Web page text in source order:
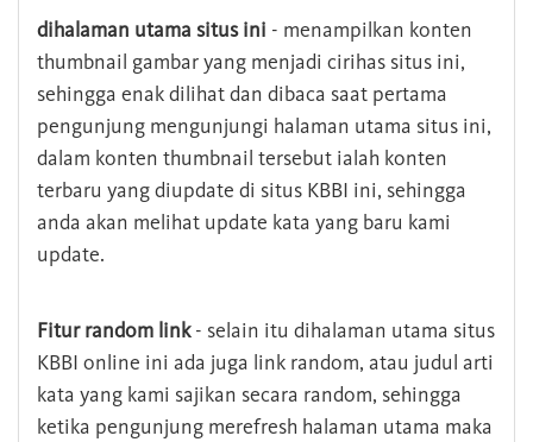
dihalaman utama situs ini - menampilkan konten
thumbnail gambar yang menjadi cirihas situs ini,
sehingga enak dilihat dan dibaca saat pertama
pengunjung mengunjungi halaman utama situs ini,
dalam konten thumbnail tersebut ialah konten
terbaru yang diupdate di situs KBBI ini, sehingga
anda akan melihat update kata yang baru kami
update.
Fitur random link- selain itu dihalaman utama situs
KBBI online ini ada juga link random, atau judul arti
kata yang kami sajikan secara random, sehingga
ketika pengunjung merefresh halaman utama maka